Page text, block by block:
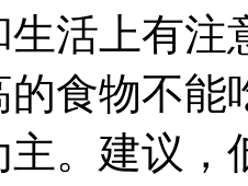
生活上有
的食物不
主。建议